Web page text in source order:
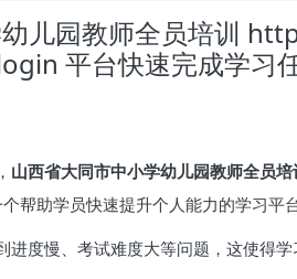
儿园教师全员培训
平台快速完成学习
山西省大同市中小学幼儿园教师全
帮助学员快速提升个人能力的学习平台
度慢、考试难度大等问题，这使得学